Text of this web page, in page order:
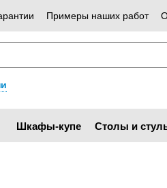
Примеры наших работ
Шкафы-купе Столы и